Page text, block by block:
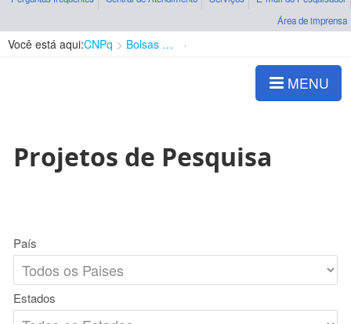
Área de imprensa
Você está aqui:CNPq Bolsas e Auxílios Vigentes
MENU
Projetos de Pesquisa
País
Estados